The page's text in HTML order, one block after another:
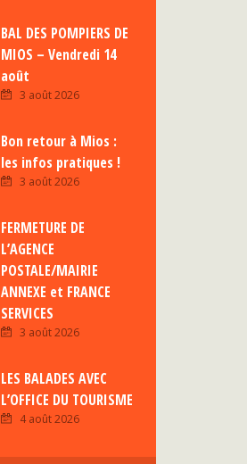
BAL DES POMPIERS DE
MIOS – Vendredi 14
août
3 août 2026
Bon retour à Mios :
les infos pratiques !
3 août 2026
FERMETURE DE
L’AGENCE
POSTALE/MAIRIE
ANNEXE et FRANCE
SERVICES
3 août 2026
LES BALADES AVEC
L’OFFICE DU TOURISME
4 août 2026